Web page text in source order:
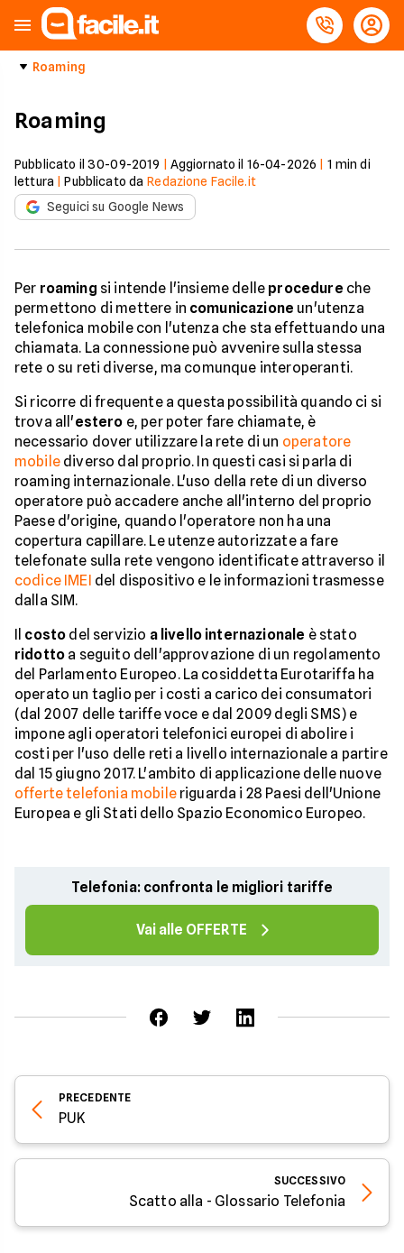
Roaming
Roaming
Pubblicato il 30-09-2019 Aggiornato il 16-04-2026 1 min di
lettura |Pubblicato da Redazione Facile.it
Seguici su Google News
Per roaming si intende l'insieme delle procedure che
permettono di mettere in comunicazione un'utenza
telefonica mobile con l'utenza che sta effettuando una
chiamata. La connessione può avvenire sulla stessa
rete o su reti diverse, ma comunque interoperanti.
Si ricorre di frequente a questa possibilità quando ci si
trova all'estero e, per poter fare chiamate, è
necessario dover utilizzare la rete di un operatore
mobilediverso dal proprio. In questi casi si parla di
roaming internazionale. L'uso della rete di un diverso
operatore può accadere anche all'interno del proprio
Paese d'origine, quando l'operatore non ha una
copertura capillare. Le utenze autorizzate a fare
telefonate sulla rete vengono identificate attraverso il
codice IMEI del dispositivo e le informazioni trasmesse
dalla SIM.
Il costo del servizio a livello internazionale è stato
ridotto a seguito dell'approvazione di un regolamento
del Parlamento Europeo. La cosiddetta Eurotariffa ha
operato un taglio per i costi a carico dei consumatori
(dal 2007 delle tariffe voce e dal 2009 degli SMS) e
impone agli operatori telefonici europei di abolire i
costi per l'uso delle reti a livello internazionale a partire
dal 15 giugno 2017. L'ambito di applicazione delle nuove
offerte telefonia mobileriguarda i 28 Paesi dell'Unione
Europea e gli Stati dello Spazio Economico Europeo.
Telefonia: confronta le migliori tariffe
Vai alle OFFERTE
PRECEDENTE
PUK
SUCCESSIVO
Scatto alla - Glossario Telefonia